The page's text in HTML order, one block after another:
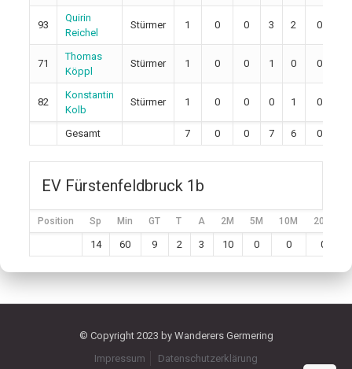
93
Quirin
Reichel
Stürmer 1 0 0 3 2 0
71
Thomas
Köppl
Stürmer 1 0 0 1 0 0
82
Konstantin
Kolb
Stürmer 1 0 0 0 1 0
Gesamt 7 0 0 7 6 0
EV Fürstenfeldbruck 1b
Position Sp Min GT T A 2M 5M 10M 20M
14 60 9 2 3 10 0 0 0
© Copyright 2023 by Wanderers Germering
Impressum
Datenschutzerklärung